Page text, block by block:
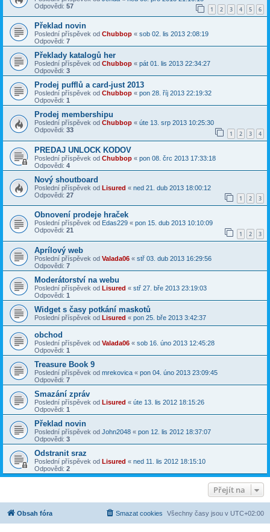
Odpovědi: 57 1 2 3 4 5 6
Překlad novin
Poslední příspěvek od Chubbop « sob 02. lis 2013 2:08:19
Odpovědi: 7
Překlady katalogů her
Poslední příspěvek od Chubbop « pát 01. lis 2013 22:34:27
Odpovědi: 3
Prodej pufflů a card-just 2013
Poslední příspěvek od Chubbop « pon 28. říj 2013 22:19:32
Odpovědi: 1
Prodej membershipu
Poslední příspěvek od Chubbop « úte 13. srp 2013 10:25:30
Odpovědi: 33 1 2 3 4
PREDAJ UNLOCK KODOV
Poslední příspěvek od Chubbop « pon 08. črc 2013 17:33:18
Odpovědi: 4
Nový shoutboard
Poslední příspěvek od Lisured « ned 21. dub 2013 18:00:12
Odpovědi: 27 1 2 3
Obnovení prodeje hraček
Poslední příspěvek od Edas229 « pon 15. dub 2013 10:10:09
Odpovědi: 21 1 2 3
Aprílový web
Poslední příspěvek od Valada06 « stř 03. dub 2013 16:29:56
Odpovědi: 7
Moderátorství na webu
Poslední příspěvek od Lisured « stř 27. bře 2013 23:19:03
Odpovědi: 1
Widget s časy potkání maskotů
Poslední příspěvek od Lisured « pon 25. bře 2013 3:42:37
obchod
Poslední příspěvek od Valada06 « sob 16. úno 2013 12:45:28
Odpovědi: 1
Treasure Book 9
Poslední příspěvek od mrekovica « pon 04. úno 2013 23:09:45
Odpovědi: 7
Smazání zpráv
Poslední příspěvek od Lisured « úte 13. lis 2012 18:15:26
Odpovědi: 1
Překlad novin
Poslední příspěvek od John2048 « pon 12. lis 2012 18:37:07
Odpovědi: 3
Odstranit sraz
Poslední příspěvek od Lisured « ned 11. lis 2012 18:15:10
Odpovědi: 2
Přejít na
Obsah fóra Všechny časy jsou v UTC+02:00
Smazat cookies